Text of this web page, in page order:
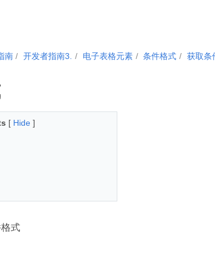
南 开发者指南3. 电子表格元素 条件格式 获取条
[ Hide ]
式